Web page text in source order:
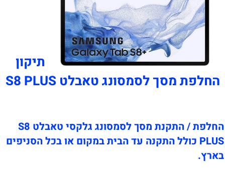
תיקון
החלפת מסך לסמסונג טאבלט S8 PLUS
החלפת / התקנת מסך לסמסונג גלקסי טאבלט S8
PLUS כולל התקנה עד הבית במקום או בכל הסניפים
בארץ.